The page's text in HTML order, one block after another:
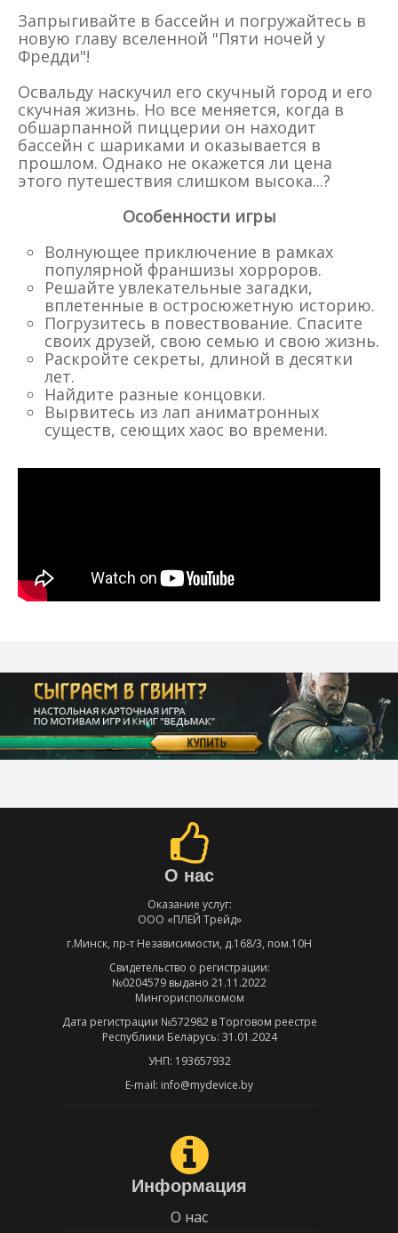
Запрыгивайте в бассейн и погружайтесь в
новую главу вселенной "Пяти ночей у
Фредди"!
Освальду наскучил его скучный город и его
скучная жизнь. Но все меняется, когда в
обшарпанной пиццерии он находит
бассейн с шариками и оказывается в
прошлом. Однако не окажется ли цена
этого путешествия слишком высока...?
Особенности игры
Волнующее приключение в рамках
популярной франшизы хорроров.
Решайте увлекательные загадки,
вплетенные в остросюжетную историю.
Погрузитесь в повествование. Спасите
своих друзей, свою семью и свою жизнь.
Раскройте секреты, длиной в десятки
лет.
Найдите разные концовки.
Вырвитесь из лап аниматронных
существ, сеющих хаос во времени.
О нас
Оказание услуг:
ООО «ПЛЕЙ Трейд»
г.Минск, пр-т Независимости, д.168/3, пом.10Н
Свидетельство о регистрации:
№0204579 выдано 21.11.2022
Мингорисполкомом
Дата регистрации №572982 в Торговом реестре
Республики Беларусь: 31.01.2024
УНП: 193657932
E-mail: info@mydevice.by
Информация
О нас